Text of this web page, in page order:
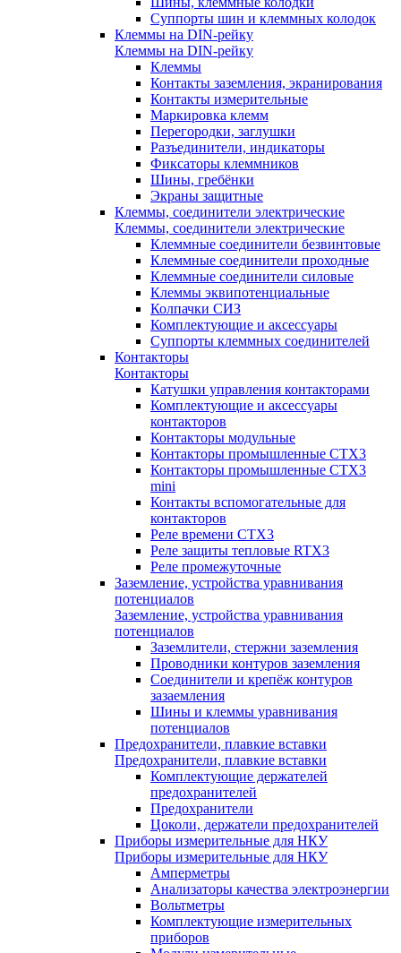
Суппорты шин и клеммных колодок
Клеммы на DIN-рейку
Клеммы на DIN-рейку
Клеммы
Контакты заземления, экранирования
Контакты измерительные
Маркировка клемм
Перегородки, заглушки
Разъединители, индикаторы
Фиксаторы клеммников
Шины, гребёнки
Экраны защитные
Клеммы, соединители электрические
Клеммы, соединители электрические
Клеммные соединители безвинтовые
Клеммные соединители проходные
Клеммные соединители силовые
Клеммы эквипотенциальные
Колпачки СИЗ
Комплектующие и аксессуары
Суппорты клеммных соединителей
Контакторы
Контакторы
Катушки управления контакторами
Комплектующие и аксессуары
контакторов
Контакторы модульные
Контакторы промышленные CTX3
Контакторы промышленные CTX3
mini
Контакты вспомогательные для
контакторов
Реле времени CTX3
Реле защиты тепловые RTX3
Реле промежуточные
Заземление, устройства уравнивания
потенциалов
Заземление, устройства уравнивания
потенциалов
Заземлители, стержни заземления
Проводники контуров заземления
Соединители и крепёж контуров
зазаемления
Шины и клеммы уравнивания
потенциалов
Предохранители, плавкие вставки
Предохранители, плавкие вставки
Комплектующие держателей
предохранителей
Предохранители
Цоколи, держатели предохранителей
Приборы измерительные для НКУ
Приборы измерительные для НКУ
Амперметры
Анализаторы качества электроэнергии
Вольтметры
Комплектующие измерительных
приборов